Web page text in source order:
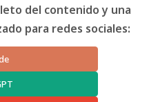
del contenido y una
para redes sociales: